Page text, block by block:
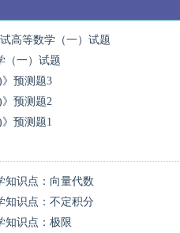
高等数学（一）试题
（一）试题
预测题3
预测题2
预测题1
知识点：向量代数
知识点：不定积分
知识点：极限